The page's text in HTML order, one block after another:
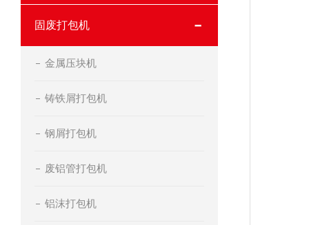
固废打包机
金属压块机
铸铁屑打包机
钢屑打包机
废铝管打包机
铝沫打包机